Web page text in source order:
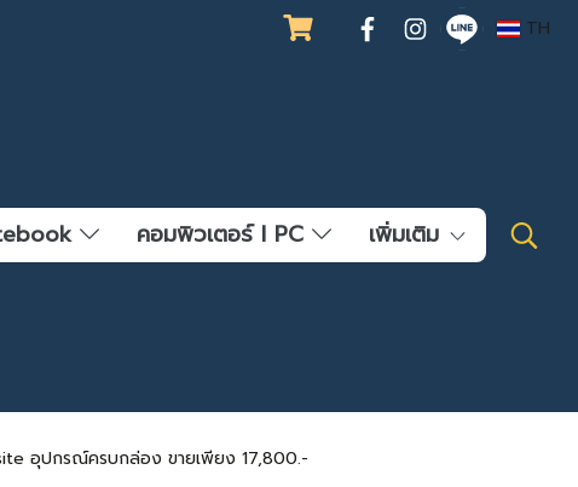
TH
คอมพิวเตอร์ l PC เพิ่มเติม
อุปกรณ์ครบกล่อง ขายเพียง 17,800.-